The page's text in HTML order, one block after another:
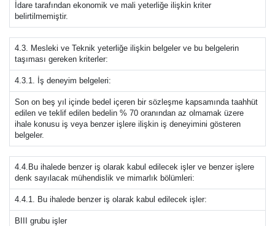
İdare tarafından ekonomik ve mali yeterliğe ilişkin kriter
belirtilmemiştir.
4.3. Mesleki ve Teknik yeterliğe ilişkin belgeler ve bu belgelerin
taşıması gereken kriterler:
4.3.1. İş deneyim belgeleri:
Son on beş yıl içinde bedel içeren bir sözleşme kapsamında taahhüt
edilen ve teklif edilen bedelin % 70 oranından az olmamak üzere
ihale konusu iş veya benzer işlere ilişkin iş deneyimini gösteren
belgeler.
4.4.Bu ihalede benzer iş olarak kabul edilecek işler ve benzer işlere
denk sayılacak mühendislik ve mimarlık bölümleri:
4.4.1. Bu ihalede benzer iş olarak kabul edilecek işler:
BIII grubu işler